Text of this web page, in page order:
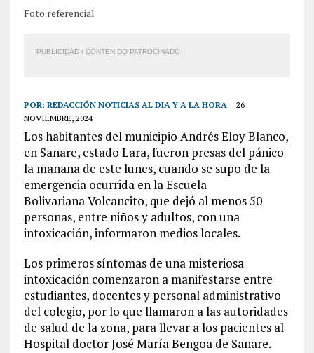
Foto referencial
PUBLICIDAD / CONTENIDO PATROCINADO
POR: REDACCIÓN NOTICIAS AL DIA Y A LA HORA
26
NOVIEMBRE, 2024
Los habitantes del municipio Andrés Eloy Blanco,
en Sanare, estado Lara, fueron presas del pánico
la mañana de este lunes, cuando se supo de la
emergencia ocurrida en la Escuela
Bolivariana Volcancito, que dejó al menos 50
personas, entre niños y adultos, con una
intoxicación, informaron medios locales.
Los primeros síntomas de una misteriosa
intoxicación comenzaron a manifestarse entre
estudiantes, docentes y personal administrativo
del colegio, por lo que llamaron a las autoridades
de salud de la zona, para llevar a los pacientes al
Hospital doctor José María Bengoa de Sanare.